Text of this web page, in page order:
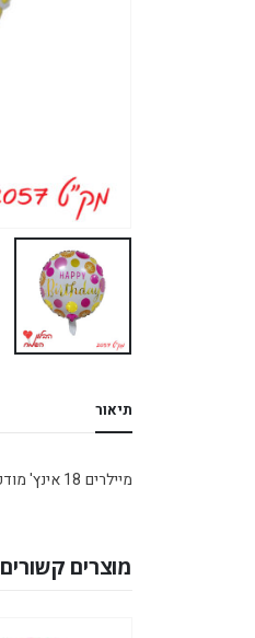
תיאור
מיילרים 18 אינץ' מודפס *מגיע בסיטונאות חבילה של 5 יח' *
מוצרים קשורים